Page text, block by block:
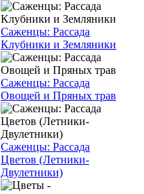
Саженцы: Рассада
Клубники и Земляники
Саженцы: Рассада
Овощей и Пряных трав
Саженцы: Рассада
Цветов (Летники-
Двулетники)